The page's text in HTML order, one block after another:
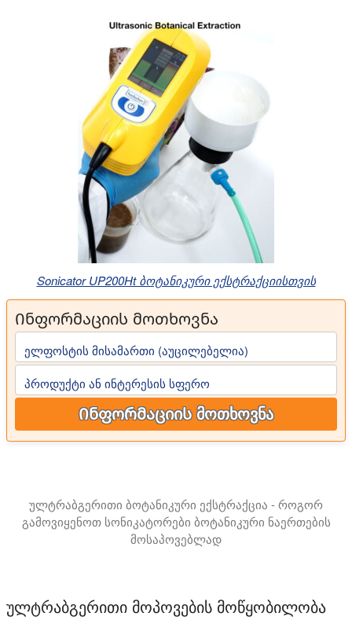
Sonicator UP200Ht ბოტანიკური ექსტრაქციისთვის
Ინფორმაციის მოთხოვნა
ელფოსტის მისამართი (აუცილებელია)
პროდუქტი ან ინტერესის სფერო
Ინფორმაციის მოთხოვნა
ულტრაბგერითი ბოტანიკური ექსტრაქცია - როგორ
გამოვიყენოთ სონიკატორები ბოტანიკური ნაერთების
მოსაპოვებლად
ულტრაბგერითი მოპოვების მოწყობილობა